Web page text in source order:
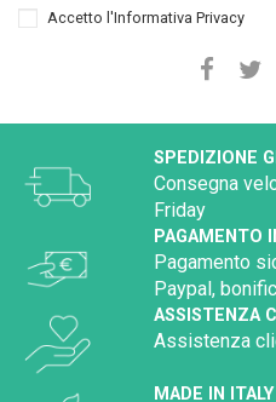
Accetto l'Informativa Privacy
SPEDIZIONE
Consegna
Friday
PAGAMENTO
Pagamento
Paypal,
ASSISTENZA
Assistenza
MADE IN ITALY